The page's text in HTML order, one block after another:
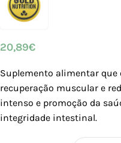
20,89€
Suplemento alimentar
recuperação muscular e
intenso e promoção da
integridade intestinal.